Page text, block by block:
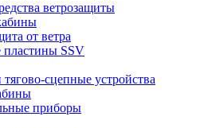
ветрозащиты
от ветра
SSV
сцепные устройства
приборы